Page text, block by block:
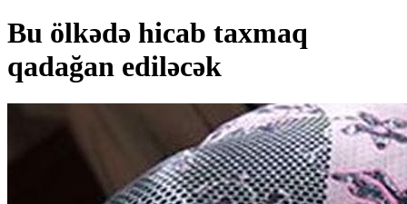
Bu ölkədə hicab taxmaq
qadağan ediləcək